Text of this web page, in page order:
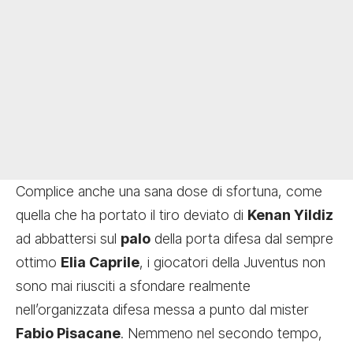
Complice anche una sana dose di sfortuna, come
quella che ha portato il tiro deviato di Kenan Yildiz
ad abbattersi sul palo della porta difesa dal sempre
ottimo Elia Caprile, i giocatori della Juventus non
sono mai riusciti a sfondare realmente
nell’organizzata difesa messa a punto dal mister
Fabio Pisacane. Nemmeno nel secondo tempo,